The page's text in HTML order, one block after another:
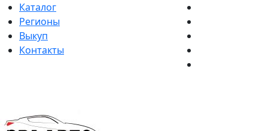
Каталог
Регионы
Выкуп
Контакты